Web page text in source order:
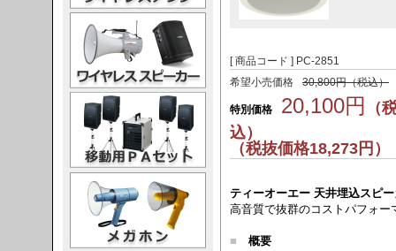
[ 商品コード ] PC-2851
希望小売価格
30,800円（税込）
特別価格 20,100円 （
込）
（税抜価格18,273円）
ティーオーエー 天井埋込スピ
高音質で抜群のコストパフォ
■ 概要